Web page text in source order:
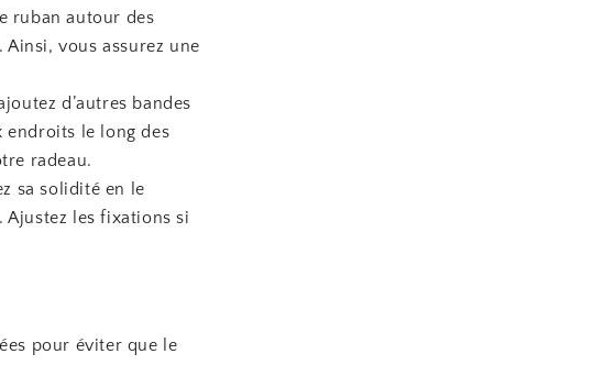
ruban autour des
vous assurez une
d’autres bandes
endroits le long des
radeau.
sa solidité en le
les fixations si
pour éviter que le